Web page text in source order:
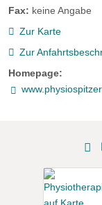
Fax: keine Angabe
Zur Karte
Zur
Homepage: